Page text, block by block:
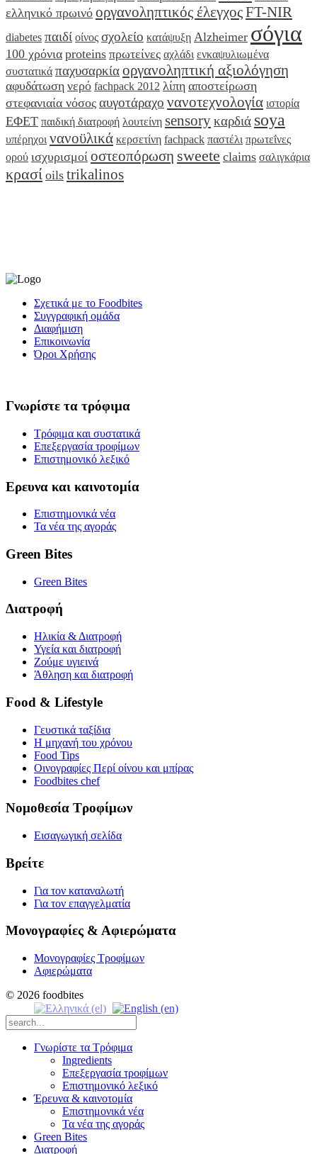
ελληνικό πρωινό οργανοληπτικός έλεγχοςFT-NIR
diabetes παιδί οίνος σχολείο κατάψυξη Alzheimer σόγια
100 χρόνια proteins πρωτείνες αχλάδι ενκαψυλιωμένα
συστατικά παχυσαρκίαοργανοληπτική αξιολόγηση
αφυδάτωση νερό fachpack 2012 λίπη αποστείρωση
στεφανιαία νόσος αυγοτάραχο νανοτεχνολογία ιστορία
ΕΦΕΤ παιδική διατροφή λουτείνη sensoryκαρδιά soya
υπέρηχοι νανοϋλικά κερσετίνη fachpack παστέλι πρωτεΐνες
ορού ισχυρισμοί οστεοπόρωση sweete claims σαλιγκάρια
κρασί oils trikalinos
Σχετικά με το Foodbites
Συγγραφική ομάδα
Διαφήμιση
Επικοινωνία
Όροι Χρήσης
Γνωρίστε τα τρόφιμα
Τρόφιμα και συστατικά
Επεξεργασία τροφίμων
Επιστημονικό λεξικό
Ερευνα και καινοτομία
Επιστημονικά νέα
Τα νέα της αγοράς
Green Bites
Green Bites
Διατροφή
Ηλικία & Διατροφή
Υγεία και διατροφή
Ζούμε υγιεινά
Άθληση και διατροφή
Food & Lifestyle
Γευστικά ταξίδια
Η μηχανή του χρόνου
Food Tips
Οινογραφίες Περί οίνου και μπίρας
Foodbites chef
Νομοθεσία Τροφίμων
Εισαγωγική σελίδα
Βρείτε
Για τον καταναλωτή
Για τον επαγγελματία
Μονογραφίες & Αφιερώματα
Μονογραφίες Τροφίμων
Αφιερώματα
© 2026 foodbites
Γνωρίστε τα Τρόφιμα
Ingredients
Επεξεργασία τροφίμων
Επιστημονικό λεξικό
Έρευνα & καινοτομία
Επιστημονικά νέα
Τα νέα της αγοράς
Green Bites
Διατροφή